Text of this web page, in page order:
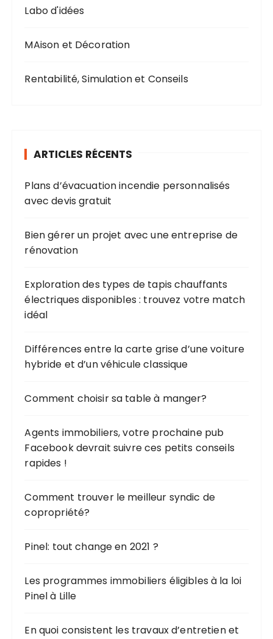
Labo d'idées
MAison et Décoration
Rentabilité, Simulation et Conseils
ARTICLES RÉCENTS
Plans d’évacuation incendie personnalisés
avec devis gratuit
Bien gérer un projet avec une entreprise de
rénovation
Exploration des types de tapis chauffants
électriques disponibles : trouvez votre match
idéal
Différences entre la carte grise d’une voiture
hybride et d’un véhicule classique
Comment choisir sa table à manger?
Agents immobiliers, votre prochaine pub
Facebook devrait suivre ces petits conseils
rapides !
Comment trouver le meilleur syndic de
copropriété?
Pinel: tout change en 2021 ?
Les programmes immobiliers éligibles à la loi
Pinel à Lille
En quoi consistent les travaux d’entretien et